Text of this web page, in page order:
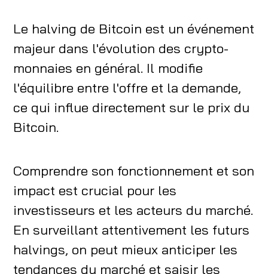
Le halving de Bitcoin est un événement
majeur dans l'évolution des crypto-
monnaies en général. Il modifie
l'équilibre entre l'offre et la demande,
ce qui influe directement sur le prix du
Bitcoin.
Comprendre son fonctionnement et son
impact est crucial pour les
investisseurs et les acteurs du marché.
En surveillant attentivement les futurs
halvings, on peut mieux anticiper les
tendances du marché et saisir les